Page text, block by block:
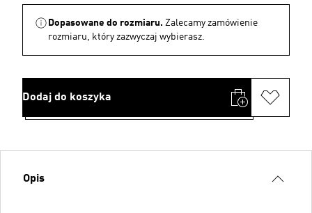
Dopasowane do rozmiaru. Zalecamy zamówienie
rozmiaru, który zazwyczaj wybierasz.
Dodaj do koszyka
Opis